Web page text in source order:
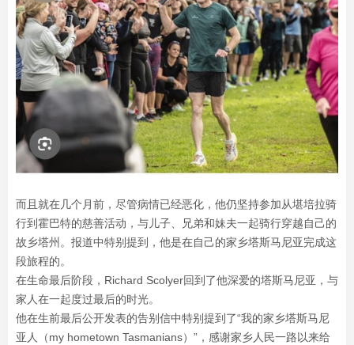
而且就在几个月前，尽管病情已经恶化，他仍坚持参加从堪培拉骑
行到霍巴特的慈善活动，与儿子、兄弟和妹夫一起骑行穿越自己的
故乡塔州。报道中特别提到，他是在自己的家乡塔斯马尼亚完成这
段旅程的。
在生命最后阶段，Richard Scolyer回到了他深爱的塔斯马尼亚，与
家人在一起度过最后的时光。
他在生前最后公开发表的告别信中特别提到了“我的家乡塔斯马尼
亚人（my hometown Tasmanians）”，感谢家乡人民一路以来给